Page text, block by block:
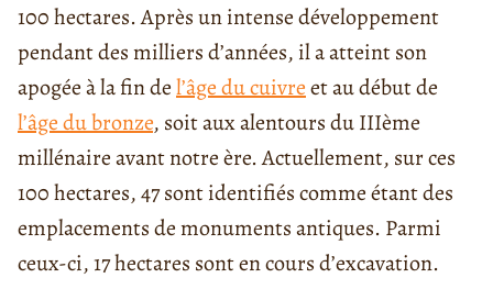
100 hectares. Après un intense développement
pendant des milliers d’années, il a atteint son
apogée à la fin del’âge du cuivreet au début de
l’âge du bronze, soit aux alentours du IIIème
millénaire avant notre ère. Actuellement, sur ces
100 hectares, 47 sont identifiés comme étant des
emplacements de monuments antiques. Parmi
ceux-ci, 17 hectares sont en cours d’excavation.